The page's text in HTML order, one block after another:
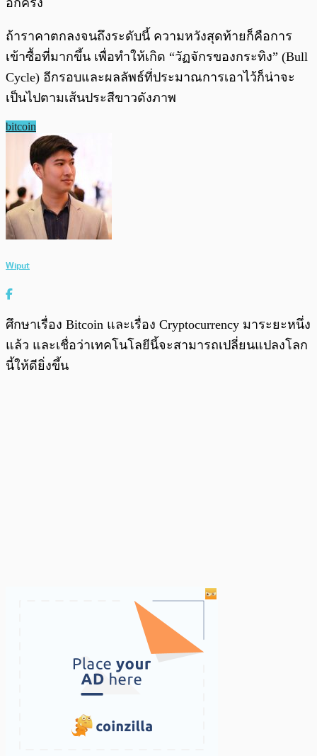
ถ้าราคาตกลงจนถึงระดับนี้ ความหวังสุดท้ายก็คือการ
เข้าซื้อที่มากขึ้น เพื่อทำให้เกิด “วัฏจักรของกระทิง” (Bull
Cycle) อีกรอบและผลลัพธ์ที่ประมาณการเอาไว้ก็น่าจะ
เป็นไปตามเส้นประสีขาวดังภาพ
bitcoin
Wiput
ศึกษาเรื่อง Bitcoin และเรื่อง Cryptocurrency มาระยะหนึ่ง
แล้ว และเชื่อว่าเทคโนโลยีนี้จะสามารถเปลี่ยนแปลงโลก
นี้ให้ดียิ่งขึ้น